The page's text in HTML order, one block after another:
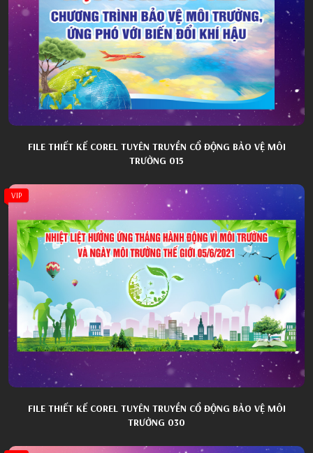
FILE THIẾT KẾ COREL TUYÊN TRUYỀN CỔ ĐỘNG BẢO VỆ MÔI
TRƯỜNG 015
VIP
FILE THIẾT KẾ COREL TUYÊN TRUYỀN CỔ ĐỘNG BẢO VỆ MÔI
TRƯỜNG 030